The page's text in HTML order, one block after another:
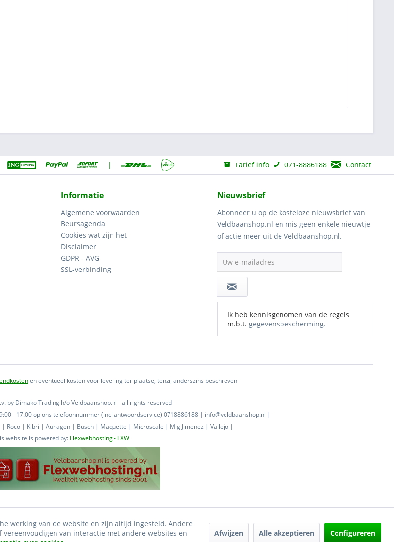
| Tarief info 071-8886188 Contact
Informatie
Algemene voorwaarden
Beursagenda
Cookies wat zijn het
Disclaimer
GDPR - AVG
SSL-verbinding
Nieuwsbrief
Abonneer u op de kosteloze nieuwsbrief van
Veldbaanshop.nl en mis geen enkele nieuwtje
of actie meer uit de Veldbaanshop.nl.
Uw e-mailadres
Ik heb kennisgenomen van de regels
m.b.t. gegevensbescherming.
en eventueel kosten voor levering ter plaatse, tenzij anderszins beschreven
by Dimako Trading h/o Veldbaanshop.nl - all rights reserved -
- 17:00 op ons telefoonnummer (incl antwoordservice) 0718886188 | info@veldbaanshop.nl |
| Roco | Kibri | Auhagen | Busch | Maquette | Microscale | Mig Jimenez | Vallejo |
website is powered by: Flexwebhosting - FXW
werking van de website en zijn altijd ingesteld. Andere
van interactie met andere websites en
Afwijzen Alle akzeptieren Configureren